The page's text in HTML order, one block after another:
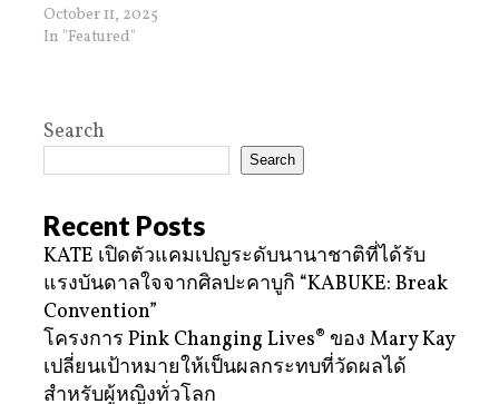
October 11, 2025
In "Featured"
Search
Search
Recent Posts
KATE เปิดตัวแคมเปญระดับนานาชาติที่ได้รับ
แรงบันดาลใจจากศิลปะคาบูกิ “KABUKE: Break
Convention”
โครงการ Pink Changing Lives® ของ Mary Kay
เปลี่ยนเป้าหมายให้เป็นผลกระทบที่วัดผลได้
สำหรับผู้หญิงทั่วโลก